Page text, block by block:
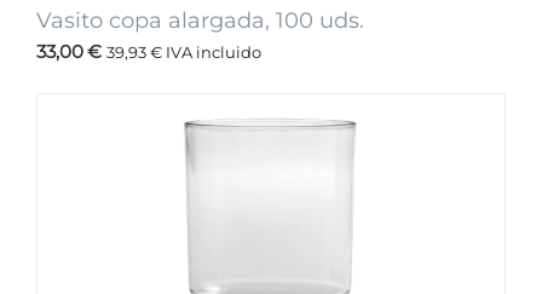
Vasito copa alargada, 100 uds.
33,00€ 39,93€ IVA incluido